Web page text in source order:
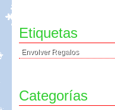
Etiquetas
Envolver Regalos
Categorías